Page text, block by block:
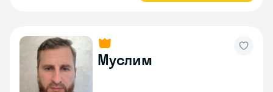
Муслим